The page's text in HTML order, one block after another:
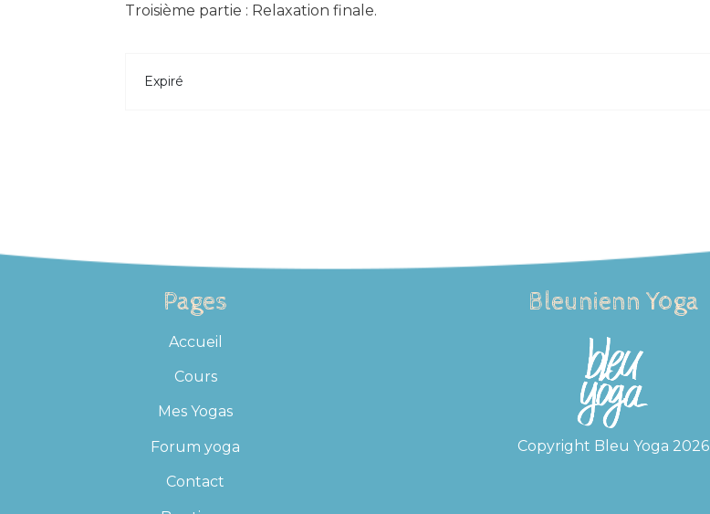
Troisième partie : Relaxation finale.
Expiré
Pages
Accueil
Cours
Mes Yogas
Forum yoga
Contact
Bleunienn Yoga
Copyright Bleu Yoga 2026